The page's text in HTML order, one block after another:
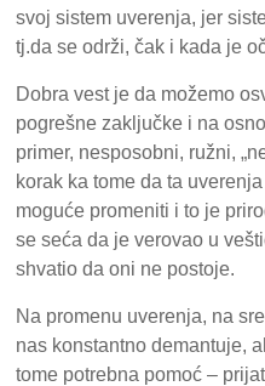
svoj sistem uverenja, jer
tj.da se održi, čak i kada je
Dobra vest je da možemo
pogrešne zaključke i na
primer, nesposobni, ružni,
korak ka tome da ta
moguće promeniti i to je
se seća da je verovao u
shvatio da oni ne postoje.
Na promenu uverenja, na
nas konstantno demantuje,
tome potrebna pomoć –